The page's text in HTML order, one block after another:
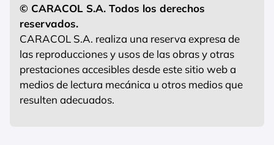
© CARACOL S.A. Todos los derechos
reservados.
CARACOL S.A. realiza una reserva expresa de
las reproducciones y usos de las obras y otras
prestaciones accesibles desde este sitio web a
medios de lectura mecánica u otros medios que
resulten adecuados.